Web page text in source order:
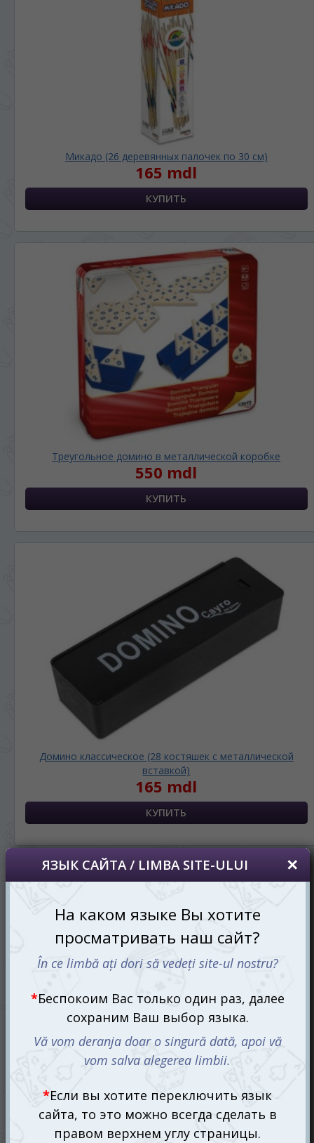
Микадо (26 деревянных палочек по 30 см)
165 mdl
Треугольное домино в металлической коробке
550 mdl
Домино классическое (28 костяшек с металлической
вставкой)
165 mdl
Каркассон 3.0. Река и Аббат (Carcassonne 3.0: The River
699 mdl
În ce limbă ați dori să vedeți site-ul nostru?
Беспокоим Вас только один раз, далее
сохраним Ваш выбор языка.
Vă vom deranja doar o singură dată, apoi vă
vom salva alegerea limbii.
Если вы хотите переключить язык
сайта, то это можно всегда сделать в
правом верхнем углу страницы.
Dacă doriți să schimbați limba site-ului, puteți
oricând să faceți asta în colțul din dreapta sus
RU